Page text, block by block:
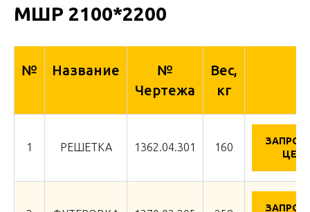
МШР 2100*2200
№ Название
№
Чертежа
Вес,
кг
1 РЕШЕТКА 1362.04.301 160
ЦЕНУ